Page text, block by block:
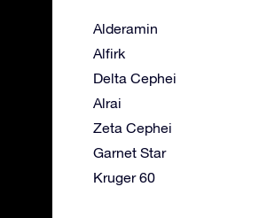
Alderamin
Alfirk
Delta Cephei
Alrai
Zeta Cephei
Garnet Star
Kruger 60